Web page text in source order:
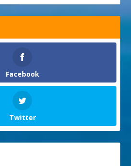
Facebook
Twitter